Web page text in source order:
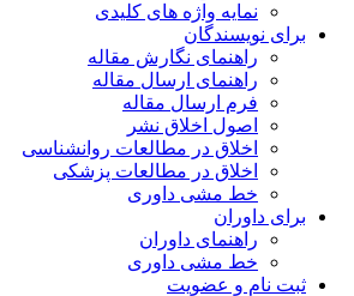
نمایه واژه های کلیدی
برای نویسندگان
راهنمای نگارش مقاله
راهنمای ارسال مقاله
فرم ارسال مقاله
اصول اخلاق نشر
اخلاق در مطالعات روانشناسی
اخلاق در مطالعات پزشکی
خط مشی داوری
برای داوران
راهنمای داوران
خط مشی داوری
ثبت نام و عضویت